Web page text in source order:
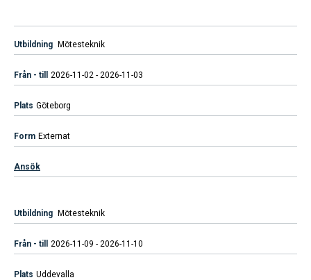
Mötesteknik
2026-11-02 - 2026-11-03
Göteborg
Externat
Ansök
Mötesteknik
2026-11-09 - 2026-11-10
Uddevalla